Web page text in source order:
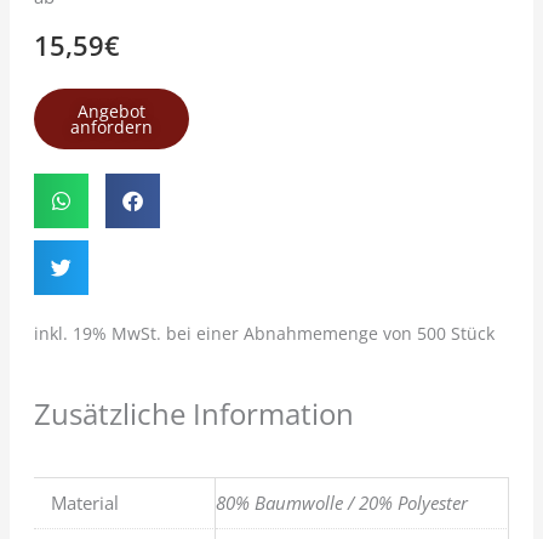
15,59€
Angebot
anfordern
inkl. 19% MwSt. bei einer Abnahmemenge von 500 Stück
Zusätzliche Information
Material 80% Baumwolle / 20% Polyester